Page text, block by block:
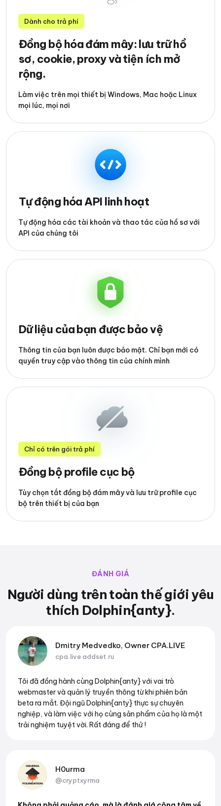
Dành cho trả phí
Đồng bộ hóa đám mây: lưu trữ hồ
sơ, cookie, proxy và tiện ích mở
rộng.
Làm việc trên mọi thiết bị Windows, Mac hoặc Linux
mọi lúc, mọi nơi
Tự động hóa API linh hoạt
Tự động hóa các tài khoản và thao tác của hồ sơ với
API của chúng tôi
Dữ liệu của bạn được bảo vệ
Thông tin của bạn luôn được bảo mật. Chỉ bạn mới có
quyền truy cập vào thông tin của chính mình
Chỉ có trên gói trả phí
Đồng bộ profile cục bộ
Tùy chọn tắt đồng bộ đám mây và lưu trữ profile cục
bộ trên thiết bị của bạn
ĐÁNH GIÁ
Người dùng trên toàn thế giới yêu
thích Dolphin{anty}.
Dmitry Medvedko, Owner CPA.LIVE
cpa.live addset.ru
Tôi đã đồng hành cùng Dolphin{anty} với vai trò
webmaster và quản lý truyền thông từ khi phiên bản
beta ra mắt. Đội ngũ Dolphin{anty} thực sự chuyên
nghiệp, và làm việc với họ cùng sản phẩm của họ là một
trải nghiệm tuyệt vời. Rất đáng để thử !
H0urma
@cryptxyrma